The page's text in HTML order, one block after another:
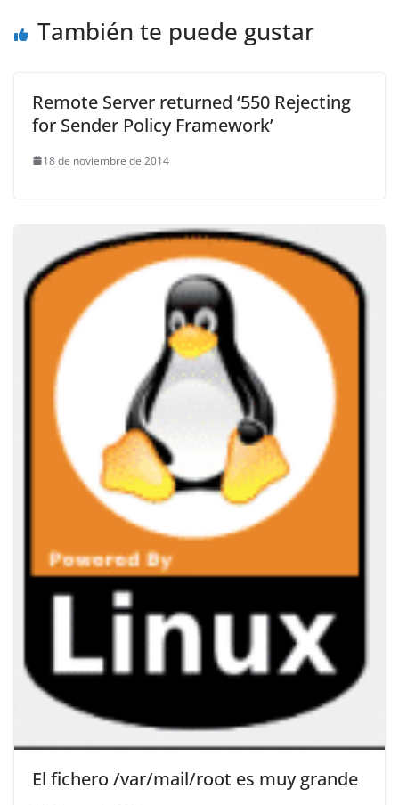
También te puede gustar
Remote Server returned ‘550 Rejecting
for Sender Policy Framework’
18 de noviembre de 2014
El fichero /var/mail/root es muy grande